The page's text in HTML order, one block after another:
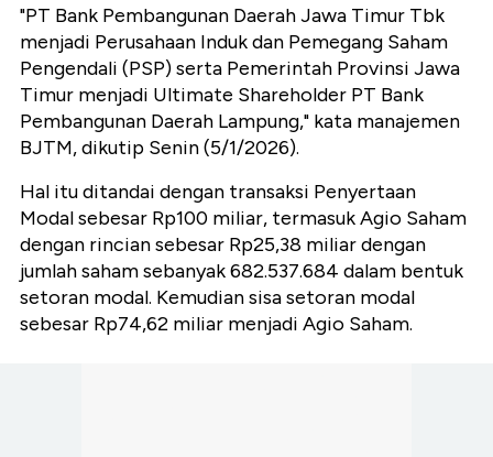
"PT Bank Pembangunan Daerah Jawa Timur Tbk
menjadi Perusahaan Induk dan Pemegang Saham
Pengendali (PSP) serta Pemerintah Provinsi Jawa
Timur menjadi Ultimate Shareholder PT Bank
Pembangunan Daerah Lampung," kata manajemen
BJTM, dikutip Senin (5/1/2026).
Hal itu ditandai dengan transaksi Penyertaan
Modal sebesar Rp100 miliar, termasuk Agio Saham
dengan rincian sebesar Rp25,38 miliar dengan
jumlah saham sebanyak 682.537.684 dalam bentuk
setoran modal. Kemudian sisa setoran modal
sebesar Rp74,62 miliar menjadi Agio Saham.